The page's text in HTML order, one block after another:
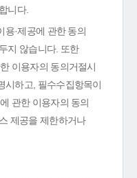
니다.
용·제공에 관한 동의
지 않습니다. 또한
이용자의 동의거절시
시하고, 필수수집항목이
관한 이용자의 동의
제공을 제한하거나